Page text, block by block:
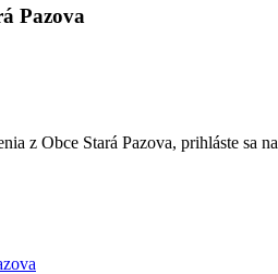
Pazova
z Obce Stará Pazova, prihláste sa na